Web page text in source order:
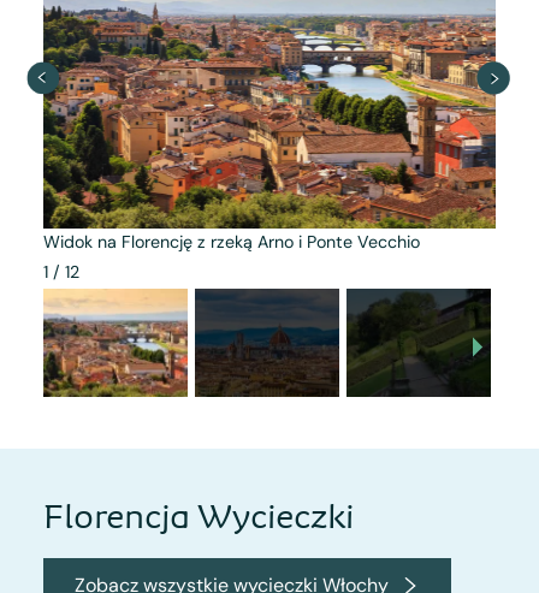
Widok na Florencję z rzeką Arno i Ponte Vecchio
1/ 12
Florencja Wycieczki
Zobacz wszystkie wycieczki Włochy